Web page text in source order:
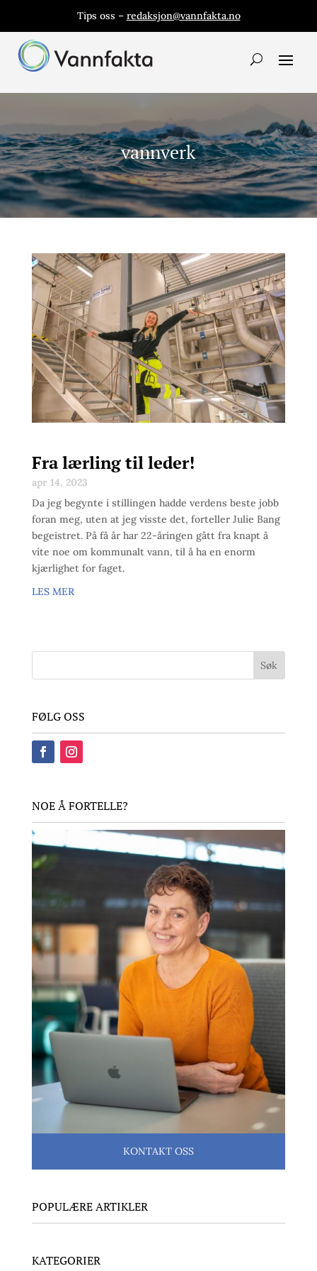
Tips oss – redaksjon@vannfakta.no
vannverk
Fra lærling til leder!
apr 14, 2023
Da jeg begynte i stillingen hadde verdens beste jobb
foran meg, uten at jeg visste det, forteller Julie Bang
begeistret. På få år har 22-åringen gått fra knapt å
vite noe om kommunalt vann, til å ha en enorm
kjærlighet for faget.
LES MER
FØLG OSS
NOE Å FORTELLE?
KONTAKT OSS
POPULÆRE ARTIKLER
KATEGORIER